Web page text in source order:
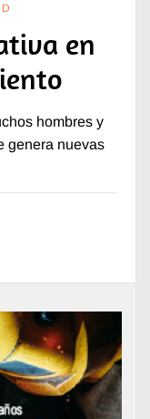
en
hombres y
genera nuevas